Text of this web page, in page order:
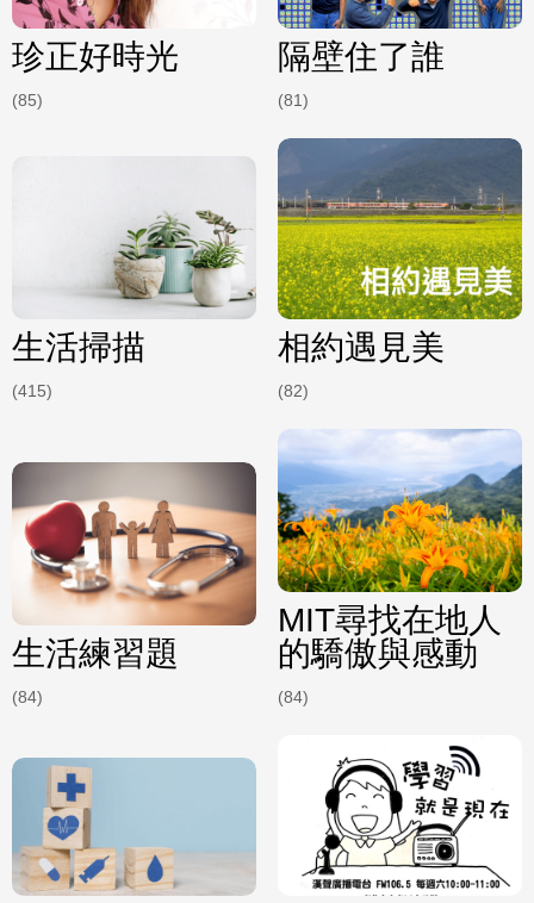
珍正好時光
(85)
隔壁住了誰
(81)
生活掃描
(415)
相約遇見美
(82)
生活練習題
(84)
MIT尋找在地人
的驕傲與感動
(84)